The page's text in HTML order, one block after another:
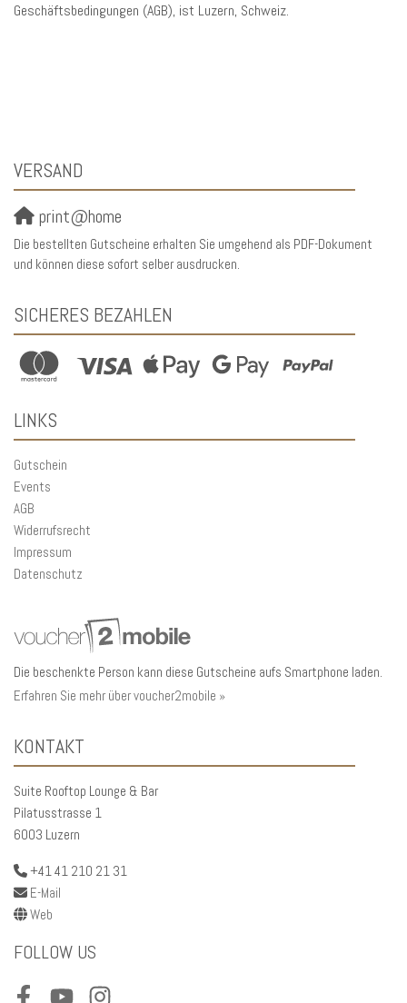
Geschäftsbedingungen (AGB), ist Luzern, Schweiz.
VERSAND
print@home
Die bestellten Gutscheine erhalten Sie umgehend als PDF-Dokument
und können diese sofort selber ausdrucken.
SICHERES BEZAHLEN
LINKS
Gutschein
Events
AGB
Widerrufsrecht
Impressum
Datenschutz
Die beschenkte Person kann diese Gutscheine aufs Smartphone laden.
Erfahren Sie mehr über voucher2mobile »
KONTAKT
Suite Rooftop Lounge & Bar
Pilatusstrasse 1
6003 Luzern
+41 41 210 21 31
E-Mail
Web
FOLLOW US